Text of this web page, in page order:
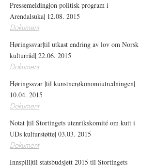
Pressemelding|on politisk program i
Arendalsuka| 12.08. 2015
Dokument
Høringssvar|til utkast endring av lov om Norsk
kulturråd| 22.06. 2015
Dokument
Høringssvar |til kunstnerøkonomiutredningen|
10.04. 2015
Dokument
Notat |til Stortingets utenrikskomité om kutt i
UDs kulturstøtte| 03.03. 2015
Dokument
Innspill|til statsbudsjett 2015 til Stortingets